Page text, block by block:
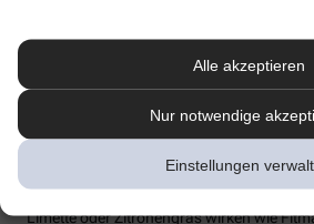
Alle akzeptieren
Nur notwendige
Einstellungen
Sommer-Feeling lässt sich auch
Erinnerungen vom Urlaub schwelgen.
Geruchsrezeptoren der Nase sind direkt
Limette oder Zitronengras wirken wie